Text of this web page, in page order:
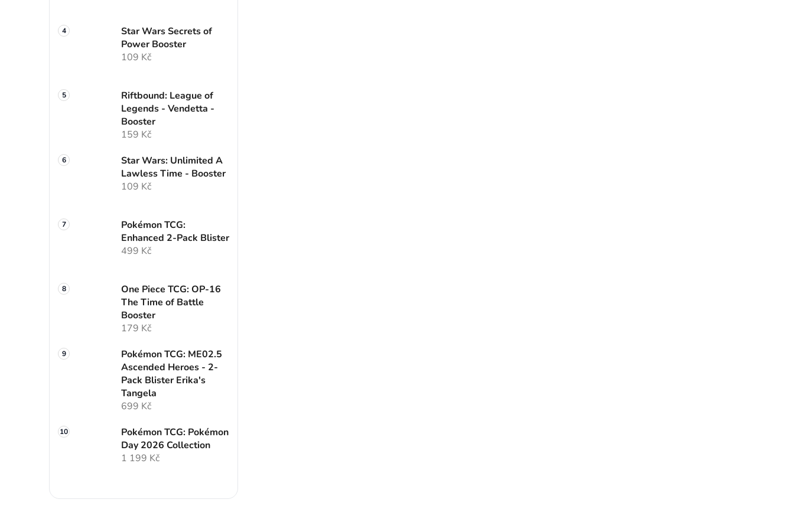
Star Wars Secrets of
Power Booster
109 Kč
Riftbound: League of
Legends - Vendetta -
Booster
159 Kč
Star Wars: Unlimited A
Lawless Time - Booster
109 Kč
Pokémon TCG:
Enhanced 2-Pack Blister
499 Kč
One Piece TCG: OP-16
The Time of Battle
Booster
179 Kč
Pokémon TCG: ME02.5
Ascended Heroes - 2-
Pack Blister Erika's
Tangela
699 Kč
Pokémon TCG: Pokémon
Day 2026 Collection
1 199 Kč